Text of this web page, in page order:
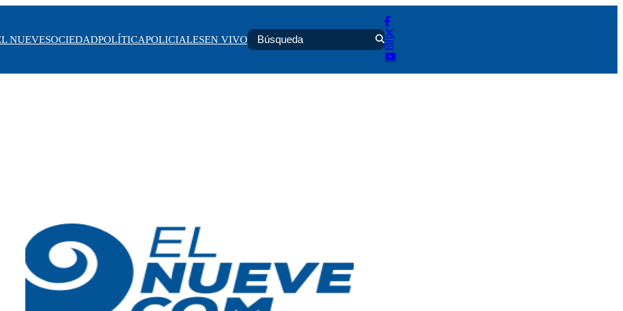
NUEVESOCIEDADPOLÍTICAPOLICIALESEN VIVO